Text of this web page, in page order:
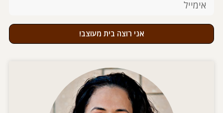
אני רוצה בית מעוצב!